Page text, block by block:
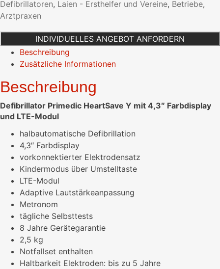
mit
4,3"
Farbdisplay
und
LTE-
Modul
Menge
Defibrillatoren, Laien - Ersthelfer und Vereine, Betriebe,
Arztpraxen
INDIVIDUELLES ANGEBOT ANFORDERN
Beschreibung
Zusätzliche Informationen
Beschreibung
Defibrillator Primedic HeartSave Y mit 4,3″ Farbdisplay
und LTE-Modul
halbautomatische Defibrillation
4,3″ Farbdisplay
vorkonnektierter Elektrodensatz
Kindermodus über Umstelltaste
LTE-Modul
Adaptive Lautstärkeanpassung
Metronom
tägliche Selbsttests
8 Jahre Gerätegarantie
2,5 kg
Notfallset enthalten
Haltbarkeit Elektroden: bis zu 5 Jahre